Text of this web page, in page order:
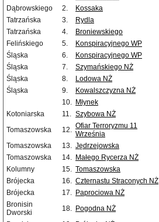
Dąbrowskiego
2. Kossaka
Tatrzańska
3. Rydla
Tatrzańska
4. Broniewskiego
Felińskiego
5. Konspiracyjnego WP
Śląska
6. Konspiracyjnego WP
Śląska
7. Szymańskiego NŻ
Śląska
8. Lodowa NŻ
Śląska
9. Kowalszczyzna NŻ
10. Młynek
Kotoniarska
11. Szybowa NŻ
Tomaszowska
12. Ofiar Terroryzmu 11
Września
Tomaszowska 13. Jędrzejowska
Tomaszowska
14. Małego Rycerza NŻ
Kolumny
15. Tomaszowska
Brójecka
16. Czternastu Straconych NŻ
Brójecka
17. Paprociowa NŻ
Bronisin
Dworski
18. Pogodna NŻ